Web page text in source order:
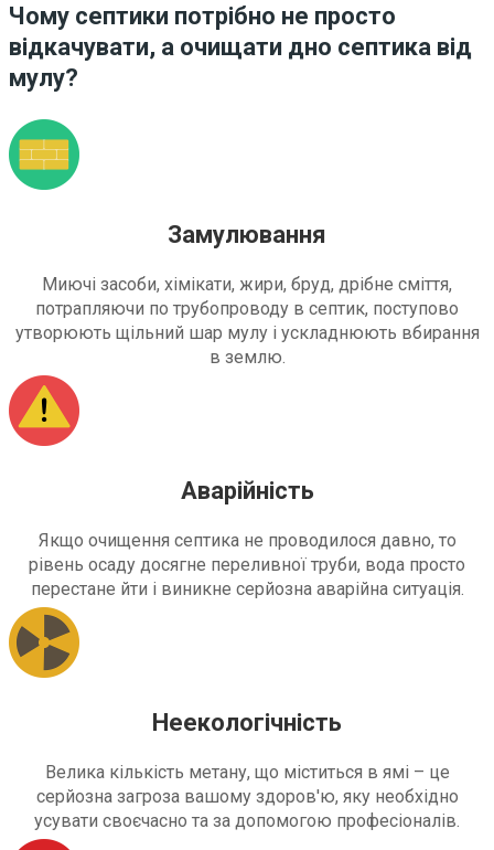
Чому септики потрібно не просто
відкачувати, а очищати дно септика від
мулу?
Замулювання
Миючі засоби, хімікати, жири, бруд, дрібне сміття,
потрапляючи по трубопроводу в септик, поступово
утворюють щільний шар мулу і ускладнюють вбирання
в землю.
Аварійність
Якщо очищення септика не проводилося давно, то
рівень осаду досягне переливної труби, вода просто
перестане йти і виникне серйозна аварійна ситуація.
Неекологічність
Велика кількість метану, що міститься в ямі – це
серйозна загроза вашому здоров'ю, яку необхідно
усувати своєчасно та за допомогою професіоналів.